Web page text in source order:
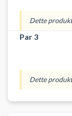
Dette
Par 3
Dette